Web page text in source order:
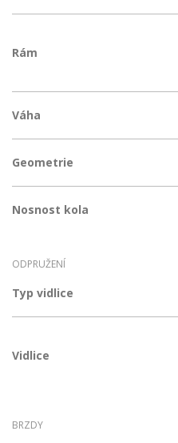
Rám
Váha
Geometrie
Nosnost kola
ODPRUŽENÍ
Typ vidlice
Vidlice
BRZDY